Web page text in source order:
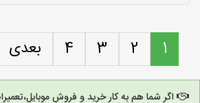
1
2
3
4 بعدی
اگر شما هم به کار خرید و فروش